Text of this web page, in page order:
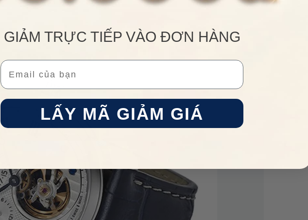
hồ
VUA HÀNG HIỆU
Nhập
hồ
GIẢM TRỰC TIẾP VÀO ĐƠN HÀNG
Email
LẤY MÃ GIẢM GIÁ